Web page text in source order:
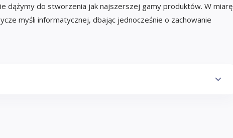
dążymy do stworzenia jak najszerszej gamy produktów. W miarę
myśli informatycznej, dbając jednocześnie o zachowanie